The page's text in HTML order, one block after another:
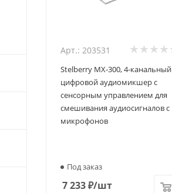
Арт.: 203531
Stelberry MX-300, 4-канальный
цифровой аудиомикшер с
сенсорным управлением для
смешивания аудиосигналов с
микрофонов
Под заказ
7 233₽/шт